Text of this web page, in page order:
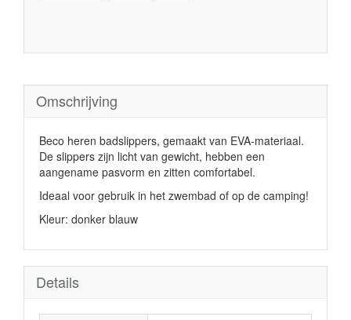
Omschrijving
Beco heren badslippers, gemaakt van EVA-materiaal.
De slippers zijn licht van gewicht, hebben een
aangename pasvorm en zitten comfortabel.
Ideaal voor gebruik in het zwembad of op de camping!
Kleur: donker blauw
Details